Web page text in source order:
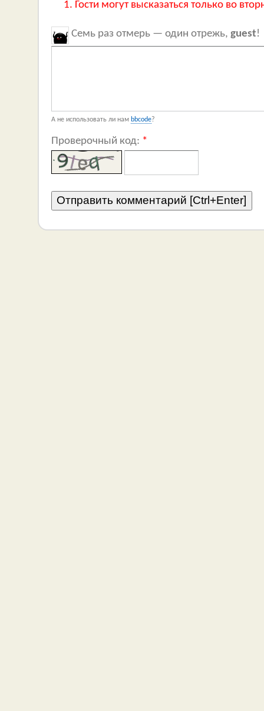
Гости могут высказаться только во
Семь раз отмерь — один отрежь, guest!
А не использовать ли нам bbcode?
Проверочный код: *